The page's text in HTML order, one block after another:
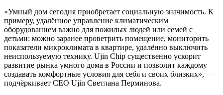
«Умный дом сегодня приобретает социальную значимость. К
примеру, удалённое управление климатическим
оборудованием важно для пожилых людей или семей с
детьми: можно заранее проветрить помещение, мониторить
показатели микроклимата в квартире, удалённо выключить
неиспользуемую технику. Ujin Chip существенно ускорит
развитие рынка умного дома в России и позволит каждому
создавать комфортные условия для себя и своих близких», —
подчёркивает CEO Ujin Светлана Перминова.